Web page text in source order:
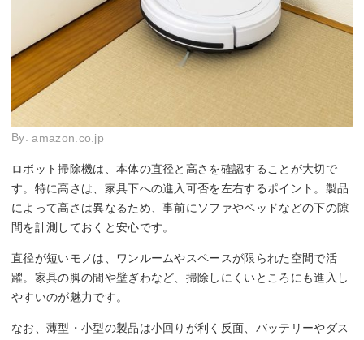
By:amazon.co.jp
ロボット掃除機は、本体の直径と高さを確認することが大切で
す。特に高さは、家具下への進入可否を左右するポイント。製品
によって高さは異なるため、事前にソファやベッドなどの下の隙
間を計測しておくと安心です。
直径が短いモノは、ワンルームやスペースが限られた空間で活
躍。家具の脚の間や壁ぎわなど、掃除しにくいところにも進入し
やすいのが魅力です。
なお、薄型・小型の製品は小回りが利く反面、バッテリーやダス